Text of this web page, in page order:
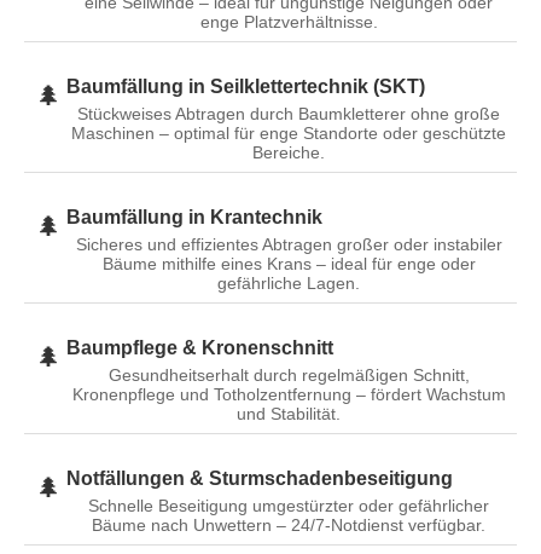
enge Platzverhältnisse.
🌲 Baumfällung in Seilklettertechnik (SKT)
Stückweises Abtragen durch Baumkletterer ohne große
Maschinen – optimal für enge Standorte oder geschützte
Bereiche.
🌲 Baumfällung in Krantechnik
Sicheres und effizientes Abtragen großer oder instabiler
Bäume mithilfe eines Krans – ideal für enge oder
gefährliche Lagen.
🌲 Baumpflege & Kronenschnitt
Gesundheitserhalt durch regelmäßigen Schnitt,
Kronenpflege und Totholzentfernung – fördert Wachstum
und Stabilität.
🌲 Notfällungen & Sturmschadenbeseitigung
Schnelle Beseitigung umgestürzter oder gefährlicher
Bäume nach Unwettern – 24/7-Notdienst verfügbar.